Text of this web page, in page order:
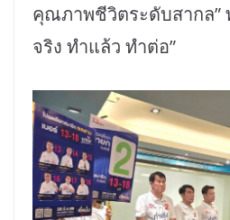
คุณภาพชีวิตระดับสากล”
จริง ทำแล้ว ทำต่อ”